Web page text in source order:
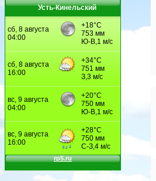
Усть-Кинельский